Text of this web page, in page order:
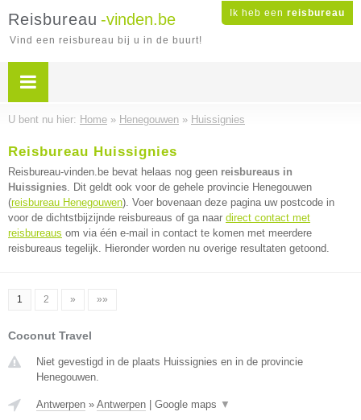
Ik heb een reisbureau
Reisbureau -vinden.be
Vind een reisbureau bij u in de buurt!
U bent nu hier: Home » Henegouwen » Huissignies
Reisbureau Huissignies
Reisbureau-vinden.be bevat helaas nog geen reisbureaus in
Huissignies. Dit geldt ook voor de gehele provincie Henegouwen
(reisbureau Henegouwen). Voer bovenaan deze pagina uw postcode in
voor de dichtstbijzijnde reisbureaus of ga naar direct contact met
reisbureaus om via één e-mail in contact te komen met meerdere
reisbureaus tegelijk. Hieronder worden nu overige resultaten getoond.
1 2 » »»
Coconut Travel
Niet gevestigd in de plaats Huissignies en in de provincie
Henegouwen.
Antwerpen » Antwerpen Google maps ▼